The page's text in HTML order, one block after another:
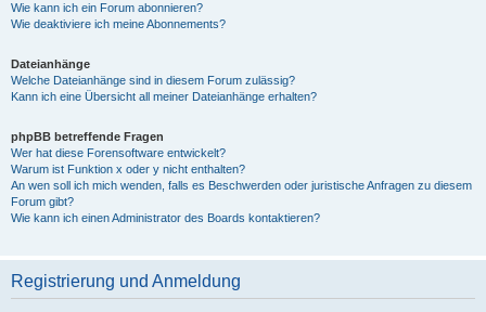
Wie kann ich ein Forum abonnieren?
Wie deaktiviere ich meine Abonnements?
Dateianhänge
Welche Dateianhänge sind in diesem Forum zulässig?
Kann ich eine Übersicht all meiner Dateianhänge erhalten?
phpBB betreffende Fragen
Wer hat diese Forensoftware entwickelt?
Warum ist Funktion x oder y nicht enthalten?
An wen soll ich mich wenden, falls es Beschwerden oder juristische Anfragen zu diesem
Forum gibt?
Wie kann ich einen Administrator des Boards kontaktieren?
Registrierung und Anmeldung